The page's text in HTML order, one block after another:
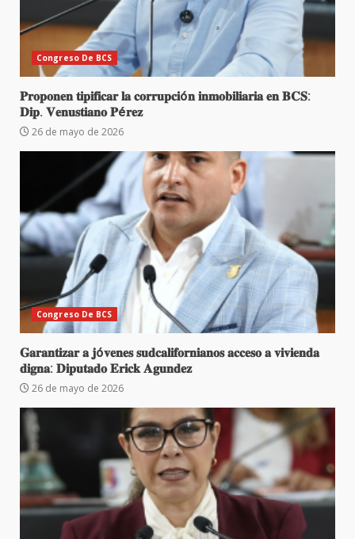
Congreso De BCS
𝐏𝐫𝐨𝐩𝐨𝐧𝐞𝐧 𝐭𝐢𝐩𝐢𝐟𝐢𝐜𝐚𝐫 𝐥𝐚 𝐜𝐨𝐫𝐫𝐮𝐩𝐜𝐢ó𝐧 𝐢𝐧𝐦𝐨𝐛𝐢𝐥𝐢𝐚𝐫𝐢𝐚 𝐞𝐧 𝐁𝐂𝐒:
𝐃𝐢𝐩. 𝐕𝐞𝐧𝐮𝐬𝐭𝐢𝐚𝐧𝐨 𝐏é𝐫𝐞𝐳
26 de mayo de 2026
Congreso De BCS
𝐆𝐚𝐫𝐚𝐧𝐭𝐢𝐳𝐚𝐫 𝐚 𝐣ó𝐯𝐞𝐧𝐞𝐬 𝐬𝐮𝐝𝐜𝐚𝐥𝐢𝐟𝐨𝐫𝐧𝐢𝐚𝐧𝐨𝐬 𝐚𝐜𝐜𝐞𝐬𝐨 𝐚 𝐯𝐢𝐯𝐢𝐞𝐧𝐝𝐚
𝐝𝐢𝐠𝐧𝐚: 𝐃𝐢𝐩𝐮𝐭𝐚𝐝𝐨 𝐄𝐫𝐢𝐜𝐤 𝐀𝐠𝐮𝐧𝐝𝐞𝐳
26 de mayo de 2026